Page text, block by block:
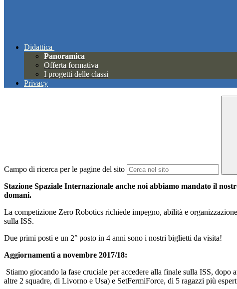
Didattica
Panoramica
Offerta formativa
I progetti delle classi
Privacy
Campo di ricerca per le pagine del sito
Stazione Spaziale Internazionale anche noi abbiamo mandato il
domani.
La competizione Zero Robotics richiede impegno, abilità e
sulla ISS.
Due primi posti e un 2° posto in 4 anni sono i nostri biglietti da visita!
Aggiornamenti a novembre 2017/18:
Stiamo giocando la fase cruciale per accedere alla finale sulla ISS,
altre 2 squadre, di Livorno e Usa) e SetFermiForce, di 5 ragazzi più